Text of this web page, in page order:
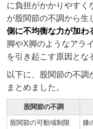
に負担がかかりやすく
が股関節の不調から生
側に不均衡な力が加わ
脚やX脚のようなアラ
を引き起こす原因とな
以下に、股関節の不調
まとめました。
股関節の不調
股関節の可動域制限
膝